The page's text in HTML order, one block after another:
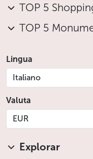
TOP 5
TOP 5
Lingua
Italiano
Valuta
EUR
Explorar